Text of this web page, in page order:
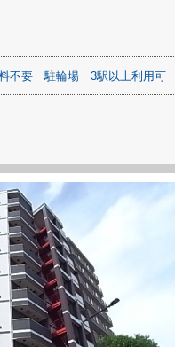
不要 駐輪場 3駅以上利用可